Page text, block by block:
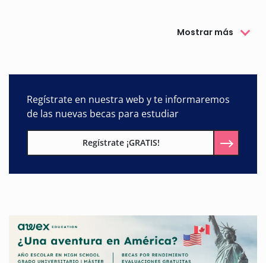
Mostrar más
Regístrate en nuestra web y te informaremos
de las nuevas becas para estudiar
Regístrate ¡GRATIS!